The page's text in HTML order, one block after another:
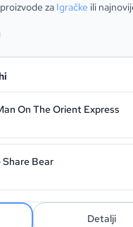
za Igračke ili
On The Orient Express
Bear
Detalji